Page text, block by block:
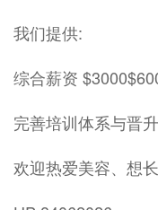
我们提供:
综合薪资
完善培训体系与晋
欢迎热爱美容、想